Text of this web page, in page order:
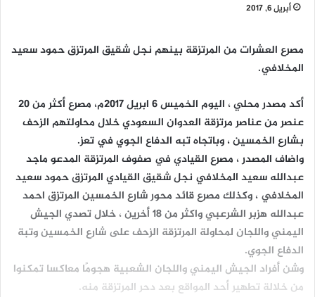
أبريل 6, 2017
مصرع العشرات من المرتزقة بينهم نجل شقيق المرتزق حمود سعيد
المخلافي.
أكد مصدر محلي ، اليوم الخميس 6 ابريل 2017م، مصرع أكثر من 20
عنصر من عناصر مرتزقة العدوان السعودي خلال محاولتهم الزحف
بشارع الخمسين ، وباتجاه تبه الدفاع الجوي في تعز.
واضاف المصدر ، مصرع القيادي في صفوف المرتزقة المدعو ماجد
عبدالله سعيد المخلافي نجل شقيق القيادي المرتزق حمود سعيد
المخلافي ، وكذلك مصرع قائد محور شارع الخمسين المرتزق احمد
عبدالله هزبر الشرعبي واكثر من 18 أخرين ، خلال تصدي الجيش
اليمني واللجان لمحاولة المرتزقة الزحف على شارع الخمسين وتبة
الدفاع الجوي.
وشن أفراد الجيش اليمني واللجان الشعبية هجومًا معاكسا تمكنوا
من خلالة تطهير أحد المواقع بعد دحر المرتزقة منه.